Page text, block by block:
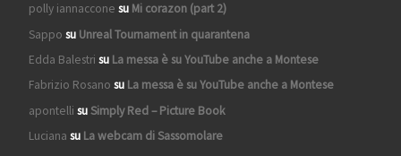
polly iannaccone su Mi corazon (part 2)
Sappo su Unreal Tournament in quarantena
Edda Balestri su La messa è su YouTube anche a Montese
Fabrizio Rosano su La messa è su YouTube anche a Montese
apontelli suSimply Red – Picture Book
Luciana su La webcam di Sassomolare